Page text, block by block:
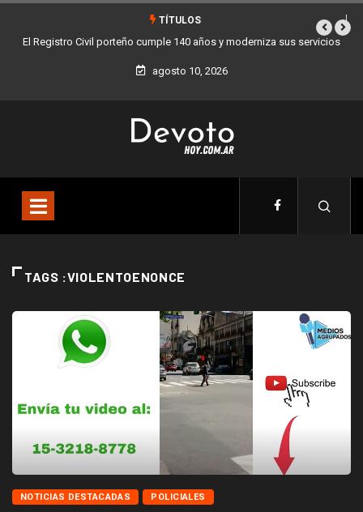
TÍTULOS
El Registro Civil porteño cumple 140 años y moderniza sus servicios
agosto 10, 2026
TAGS :VIOLENTOENONCE
NOTICIAS DESTACADAS POLICIALES